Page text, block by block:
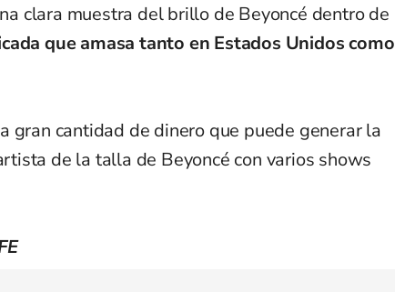
clara muestra del brillo de Beyoncé dentro de
que amasa tanto en Estados Unidos como
gran cantidad de dinero que puede generar la
de la talla de Beyoncé con varios shows